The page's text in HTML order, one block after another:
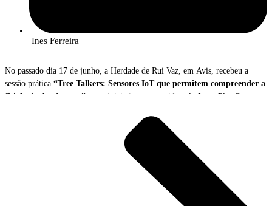
Ines Ferreira
No passado dia 17 de junho, a Herdade de Rui Vaz, em Avis, recebeu a
sessão prática “Tree Talkers: Sensores IoT que permitem compreender a
fisiologia das árvores” , uma iniciativa promovida pelo InnovPlantProtect,
A ação reuniu produtores, académicos, técnicos e representantes de
diferentes entidades interessados em conhecer uma tecnologia inovadora de
monitorização florestal capaz de recolher e transmitir, em tempo real,
informação detalhada sobre o estado fisiológico das árvores e as condições